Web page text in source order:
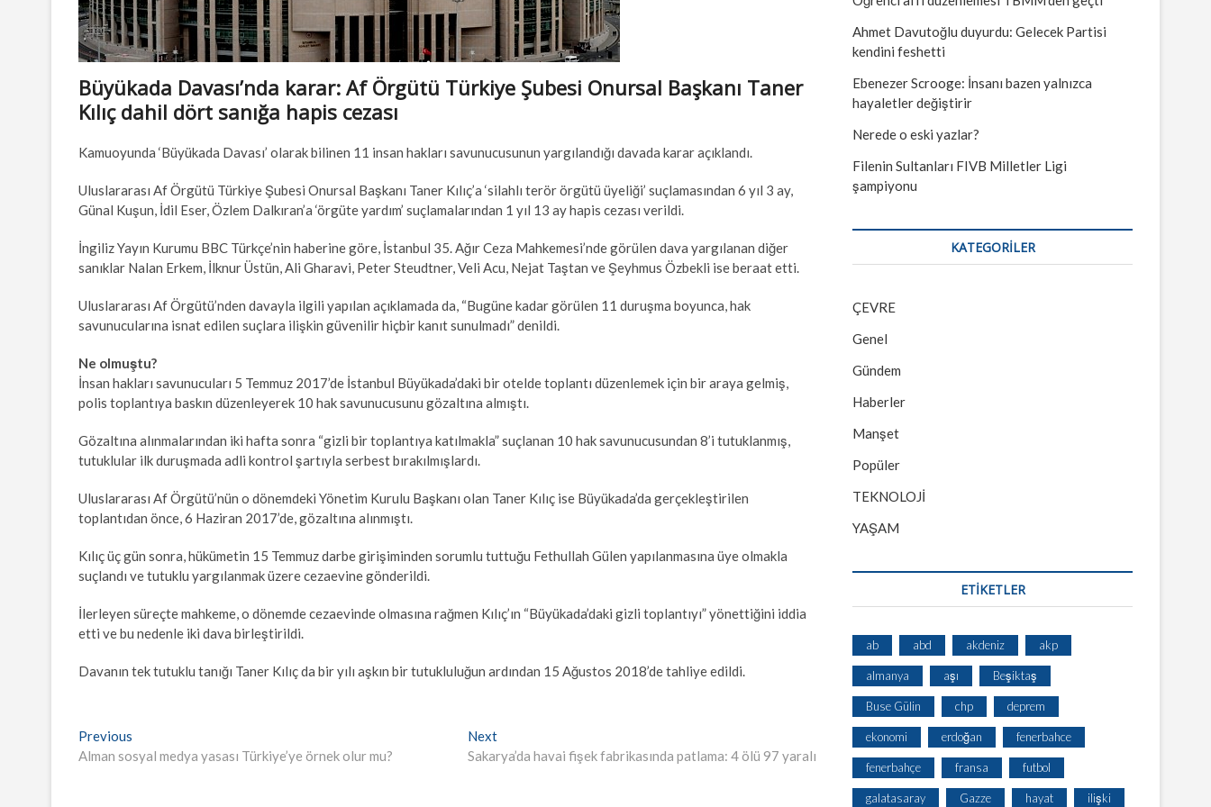
Büyükada Davası’nda karar: Af Örgütü Türkiye Şubesi Onursal Başkanı Taner
Kılıç dahil dört sanığa hapis cezası
Kamuoyunda ‘Büyükada Davası’ olarak bilinen 11 insan hakları savunucusunun yargılandığı davada karar açıklandı.
Uluslararası Af Örgütü Türkiye Şubesi Onursal Başkanı Taner Kılıç’a ‘silahlı terör örgütü üyeliği’ suçlamasından 6 yıl 3 ay,
Günal Kuşun, İdil Eser, Özlem Dalkıran’a ‘örgüte yardım’ suçlamalarından 1 yıl 13 ay hapis cezası verildi.
İngiliz Yayın Kurumu BBC Türkçe’nin haberine göre, İstanbul 35. Ağır Ceza Mahkemesi’nde görülen dava yargılanan diğer
sanıklar Nalan Erkem, İlknur Üstün, Ali Gharavi, Peter Steudtner, Veli Acu, Nejat Taştan ve Şeyhmus Özbekli ise beraat etti.
Uluslararası Af Örgütü’nden davayla ilgili yapılan açıklamada da, “Bugüne kadar görülen 11 duruşma boyunca, hak
savunucularına isnat edilen suçlara ilişkin güvenilir hiçbir kanıt sunulmadı” denildi.
Ne olmuştu?
İnsan hakları savunucuları 5 Temmuz 2017’de İstanbul Büyükada’daki bir otelde toplantı düzenlemek için bir araya gelmiş,
polis toplantıya baskın düzenleyerek 10 hak savunucusunu gözaltına almıştı.
Gözaltına alınmalarından iki hafta sonra “gizli bir toplantıya katılmakla” suçlanan 10 hak savunucusundan 8’i tutuklanmış,
tutuklular ilk duruşmada adli kontrol şartıyla serbest bırakılmışlardı.
Uluslararası Af Örgütü’nün o dönemdeki Yönetim Kurulu Başkanı olan Taner Kılıç ise Büyükada’da gerçekleştirilen
toplantıdan önce, 6 Haziran 2017’de, gözaltına alınmıştı.
Kılıç üç gün sonra, hükümetin 15 Temmuz darbe girişiminden sorumlu tuttuğu Fethullah Gülen yapılanmasına üye olmakla
suçlandı ve tutuklu yargılanmak üzere cezaevine gönderildi.
İlerleyen süreçte mahkeme, o dönemde cezaevinde olmasına rağmen Kılıç’ın “Büyükada’daki gizli toplantıyı” yönettiğini iddia
etti ve bu nedenle iki dava birleştirildi.
Davanın tek tutuklu tanığı Taner Kılıç da bir yılı aşkın bir tutukluluğun ardından 15 Ağustos 2018’de tahliye edildi.
Yazı
gezinmesi
Previous
post:
Alman sosyal medya yasası Türkiye’ye örnek olur mu?
NextNext
post:
Sakarya’da havai fişek fabrikasında patlama: 4 ölü 97 yaralı
Ahmet Davutoğlu duyurdu: Gelecek Partisi
kendini feshetti
Ebenezer Scrooge: İnsanı bazen yalnızca
hayaletler değiştirir
Nerede o eski yazlar?
Filenin Sultanları FIVB Milletler Ligi
şampiyonu
KATEGORILER
ÇEVRE
Genel
Gündem
Haberler
Manşet
Popüler
TEKNOLOJİ
YAŞAM
ETİKETLER
ab abd akdeniz akp
almanya aşı Beşiktaş
Buse Gülin chp deprem
ekonomi erdoğan fenerbahce
fenerbahçe fransa futbol
galatasaray Gazze hayat ilişki